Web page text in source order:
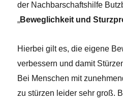
der Nachbarschaftshilfe
„Beweglichkeit und
Hierbei gilt es, die eigene
verbessern und damit
Bei Menschen mit
zu stürzen leider sehr groß.